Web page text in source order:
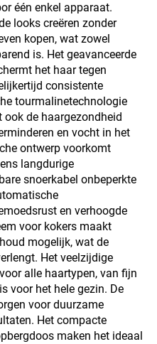
één enkel apparaat.
looks creëren zonder
kopen, wat zowel
is. Het geavanceerde
het haar tegen
consistente
tourmalinetechnologie
de haargezondheid
en vocht in het
ontwerp voorkomt
langdurige
snoerkabel onbeperkte
en verhoogde
voor kokers maakt
mogelijk, wat de
Het veelzijdige
alle haartypen, van fijn
voor het hele gezin. De
voor duurzame
Het compacte
maken het ideaal